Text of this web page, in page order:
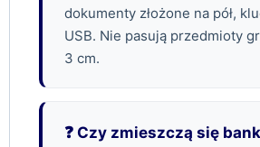
dokumenty złożone na pół,
USB. Nie pasują przedmioty
3 cm.
❓ Czy zmieszczą się